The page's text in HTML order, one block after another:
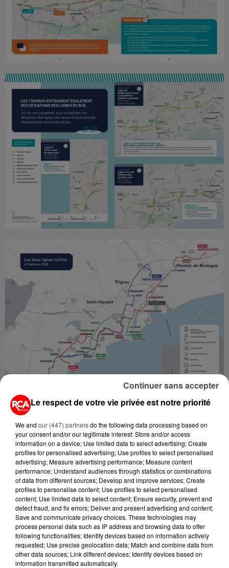
>>>En savoir plussur le réseau Hélyce + : notre
Les usagers des transports en commun
seront également affectés par ces travaux.
Plusieurs lignes de bus, notamment les
lignes U1, U2 et U3, seront réorganisées
pendant plusieurs semaines. Les arrêts Afpa
et Vecquerie ne seront pas desservis jusqu'en
décembre, mais des arrêts provisoires seront
mis en place sur la route de la Côte d'Amour.
Les travaux actuellement en cours
Le respect de votre vie privée est notre priorité
We and our (447) partnersdo the following data processing based on
your consent and/or our legitimate interest: Store and/or access
information on a device; Use limited data to select advertising; Create
profiles for personalised advertising; Use profiles to select personalised
advertising; Measure advertising performance; Measure content
performance; Understand audiences through statistics or combinations
of data from different sources; Develop and improve services; Create
profiles to personalise content; Use profiles to select personalised
content; Use limited data to select content; Ensure security, prevent and
detect fraud, and fix errors; Deliver and present advertising and content;
Save and communicate privacy choices. These technologies may
process personal data such as IP address and browsing data to offer
following functionalities: Identify devices based on information actively
requested; Use precise geolocation data; Match and combine data from
other data sources; Link different devices; Identify devices based on
information transmitted automatically.
Continuer sans accepter